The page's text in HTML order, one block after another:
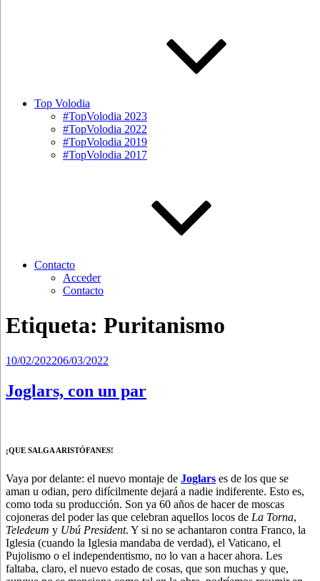
Top Volodia
#TopVolodia 2023
#TopVolodia 2022
#TopVolodia 2019
#TopVolodia 2017
Contacto
Acceder
Contacto
Etiqueta: Puritanismo
Publicado
10/02/202206/03/2022
Joglars, con un par
¡QUE SALGA ARISTÓFANES!
Vaya por delante: el nuevo montaje de Joglars es de los que se
aman u odian, pero difícilmente dejará a nadie indiferente. Esto es,
como toda su producción. Son ya 60 años de hacer de moscas
cojoneras del poder las que celebran aquellos locos de La Torna,
Teledeum y Ubú President. Y si no se achantaron contra Franco, la
Iglesia (cuando la Iglesia mandaba de verdad), el Vaticano, el
Pujolismo o el independentismo, no lo van a hacer ahora. Les
faltaba, claro, el nuevo estado de cosas, que son muchas y que,